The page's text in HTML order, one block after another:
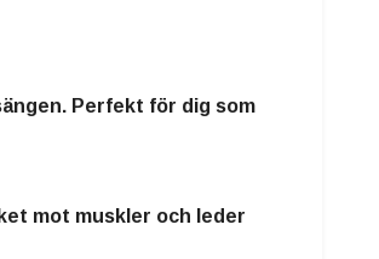
Perfekt för dig som
mot muskler och leder